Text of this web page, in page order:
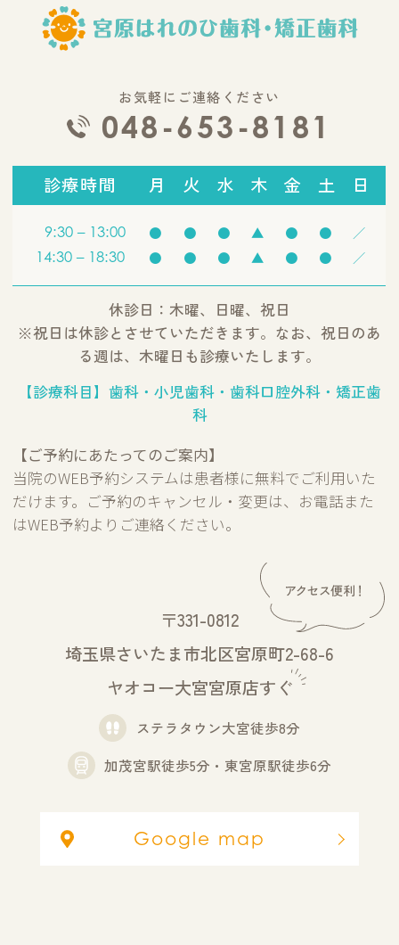
お気軽にご連絡ください
048-653-8181
診療時間 月 火 水 木 金 土 日
9:30 – 13:00 ● ● ● ▲ ● ● ／
14:30 – 18:30 ● ● ● ▲ ● ● ／
休診日：木曜、日曜、祝日
※祝日は休診とさせていただきます。なお、祝日のあ
る週は、木曜日も診療いたします。
【診療科目】歯科・小児歯科・歯科口腔外科・矯正歯
科
【ご予約にあたってのご案内】
当院のWEB予約システムは患者様に無料でご利用いた
だけます。ご予約のキャンセル・変更は、お電話また
はWEB予約よりご連絡ください。
〒331-0812
埼玉県さいたま市北区宮原町2-68-6
ヤオコー大宮宮原店すぐ
ステラタウン大宮徒歩8分
加茂宮駅徒歩5分・東宮原駅徒歩6分
Google map